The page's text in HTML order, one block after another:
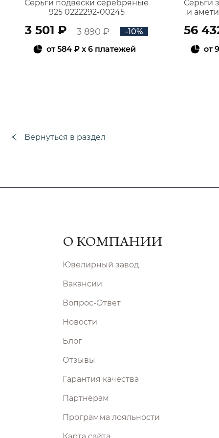
Серьги подвески серебряные
925 0222292-00245
3 501 ₽ 3 890 ₽
-10%
от584 ₽ x 6 платежей
Серьги
и
56
от
Вернуться в раздел
О КОМПАНИИ
Ювелирный завод
Вакансии
Вопрос-Ответ
Новости
Блог
Отзывы
Гарантия качества
Партнёрам
Программа лояльности